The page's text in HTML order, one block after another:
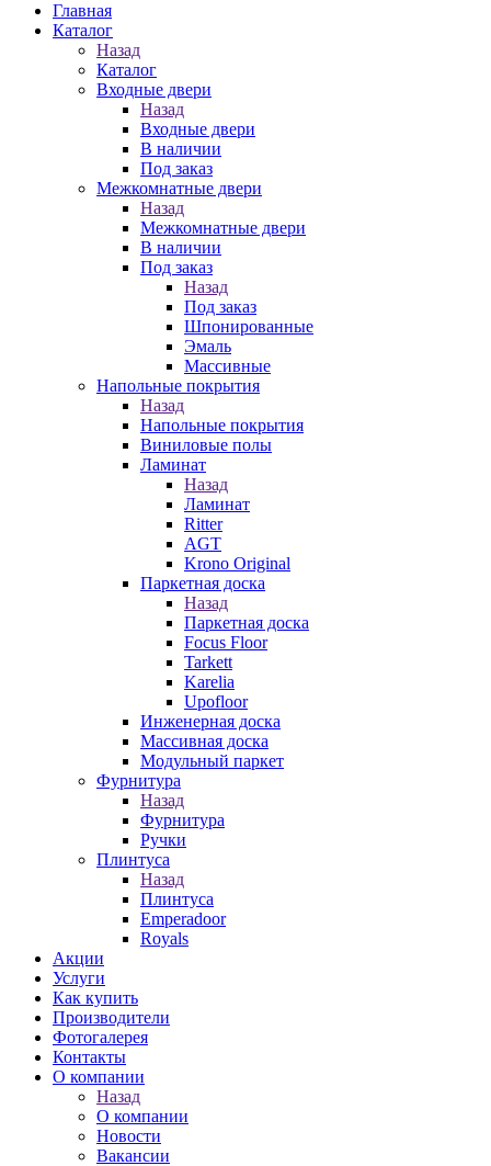
Главная
Каталог
Назад
Каталог
Входные двери
Назад
Входные двери
В наличии
Под заказ
Межкомнатные двери
Назад
Межкомнатные двери
В наличии
Под заказ
Назад
Под заказ
Шпонированные
Эмаль
Массивные
Напольные покрытия
Назад
Напольные покрытия
Виниловые полы
Ламинат
Назад
Ламинат
Ritter
AGT
Krono Original
Паркетная доска
Назад
Паркетная доска
Focus Floor
Tarkett
Karelia
Upofloor
Инженерная доска
Массивная доска
Модульный паркет
Фурнитура
Назад
Фурнитура
Ручки
Плинтуса
Назад
Плинтуса
Emperadoor
Royals
Акции
Услуги
Как купить
Производители
Фотогалерея
Контакты
О компании
Назад
О компании
Новости
Вакансии